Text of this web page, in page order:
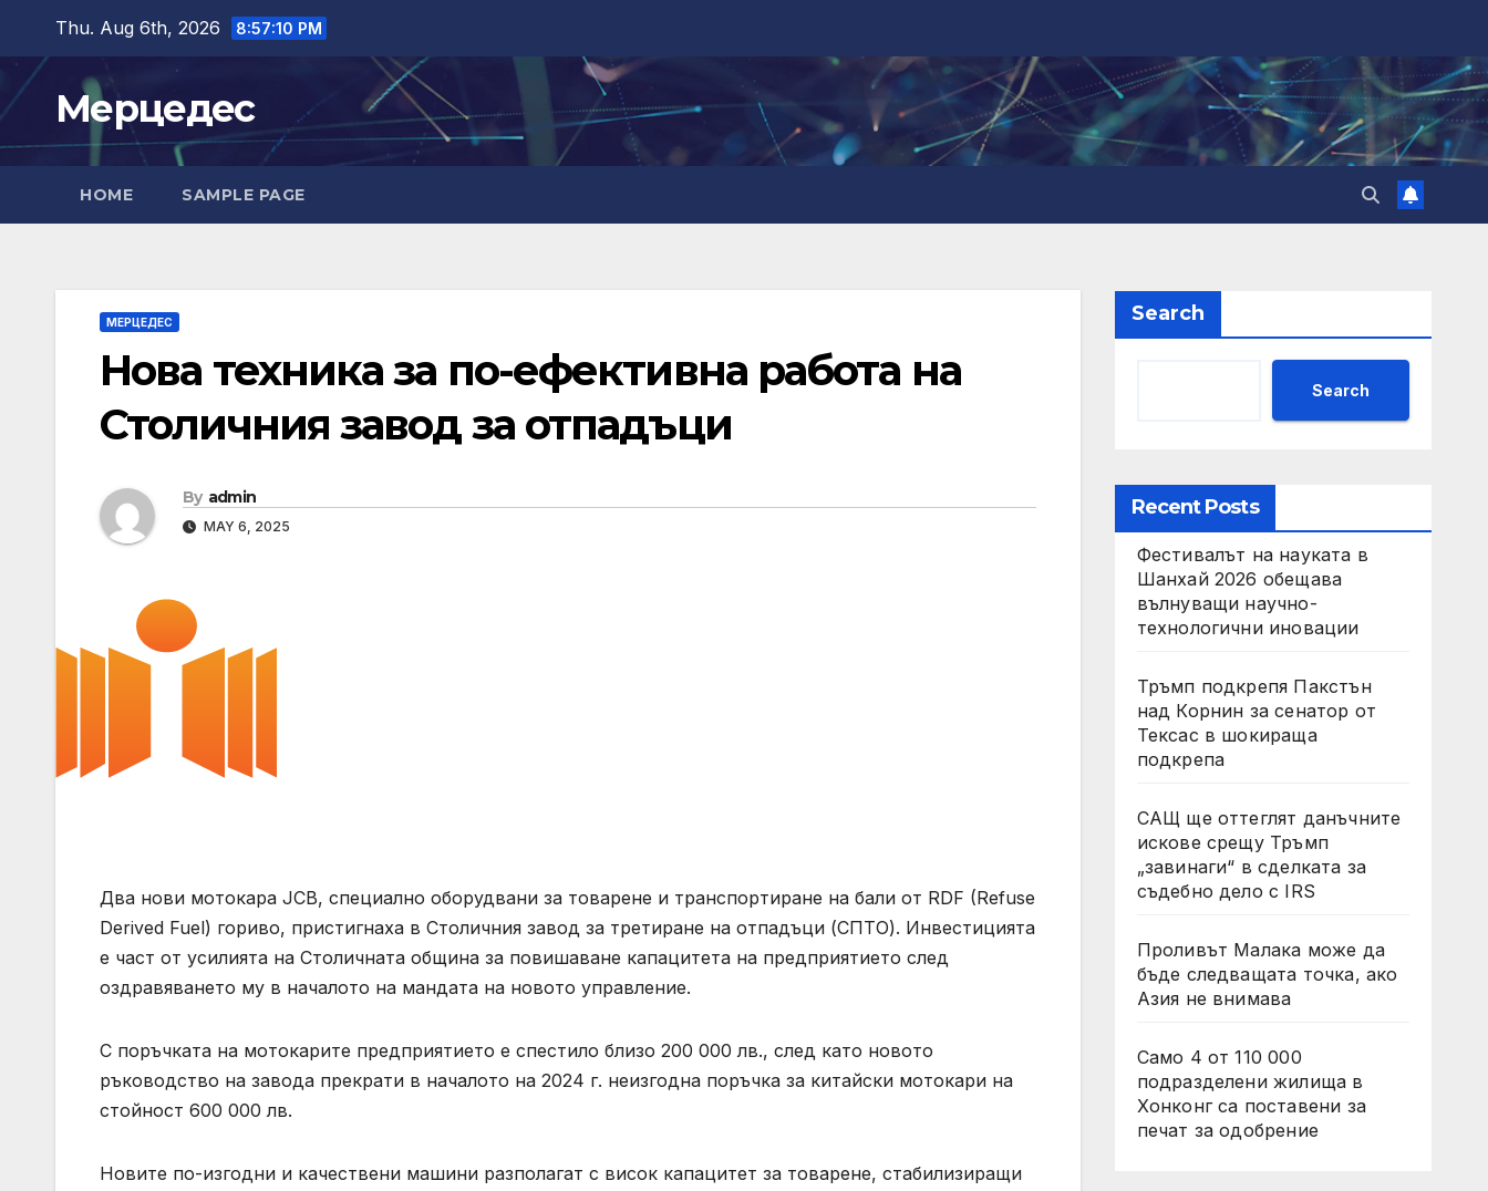
content
Thu. Aug 6th, 2026 8:57:11 PM
Мерцедес
HOME SAMPLE PAGE
МЕРЦЕДЕС
Нова техника за по-ефективна работа на
Столичния завод за отпадъци
By admin
MAY 6, 2025
Два нови мотокара JCB, специално оборудвани за товарене и транспортиране на бали от RDF (Refuse
Derived Fuel) гориво, пристигнаха в Столичния завод за третиране на отпадъци (СПТО). Инвестицията
е част от усилията на Столичната община за повишаване капацитета на предприятието след
оздравяването му в началото на мандата на новото управление.
С поръчката на мотокарите предприятието е спестило близо 200 000 лв., след като новото
ръководство на завода прекрати в началото на 2024 г. неизгодна поръчка за китайски мотокари на
стойност 600 000 лв.
Новите по-изгодни и качествени машини разполагат с висок капацитет за товарене, стабилизиращи
Search
Search
Recent Posts
Фестивалът на науката в
Шанхай 2026 обещава
вълнуващи научно-
технологични иновации
Тръмп подкрепя Пакстън
над Корнин за сенатор от
Тексас в шокираща
подкрепа
САЩ ще оттеглят данъчните
искове срещу Тръмп
„завинаги“ в сделката за
съдебно дело с IRS
Проливът Малака може да
бъде следващата точка, ако
Азия не внимава
Само 4 от 110 000
подразделени жилища в
Хонконг са поставени за
печат за одобрение